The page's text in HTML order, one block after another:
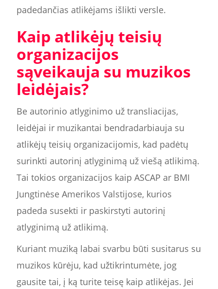
padedančias atlikėjams išlikti versle.
Kaip atlikėjų teisių
organizacijos
sąveikauja su muzikos
leidėjais?
Be autorinio atlyginimo už transliacijas,
leidėjai ir muzikantai bendradarbiauja su
atlikėjų teisių organizacijomis, kad padėtų
surinkti autorinį atlyginimą už viešą atlikimą.
Tai tokios organizacijos kaip ASCAP ar BMI
Jungtinėse Amerikos Valstijose, kurios
padeda susekti ir paskirstyti autorinį
atlyginimą už atlikimą.
Kuriant muziką labai svarbu būti susitarus su
muzikos kūrėju, kad užtikrintumėte, jog
gausite tai, į ką turite teisę kaip atlikėjas. Jei